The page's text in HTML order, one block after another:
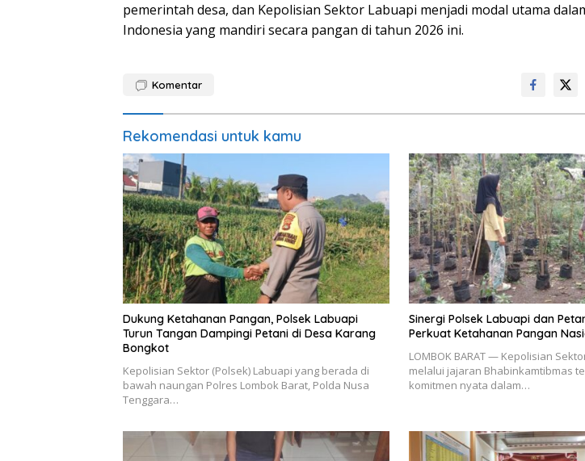
pemerintah desa, dan Kepolisian Sektor Labuapi menjadi modal utama
Indonesia yang mandiri secara pangan di tahun 2026 ini.
Komentar
Rekomendasi untuk kamu
Dukung Ketahanan Pangan, Polsek Labuapi
Turun Tangan Dampingi Petani di Desa Karang
Bongkot
Kepolisian Sektor (Polsek) Labuapi yang berada di
bawah naungan Polres Lombok Barat, Polda Nusa
Tenggara…
Sinergi Polsek Labuapi dan
Perkuat Ketahanan Pangan
LOMBOK BARAT — Kepolisian
melalui jajaran Bhabinkamtibmas
komitmen nyata dalam…